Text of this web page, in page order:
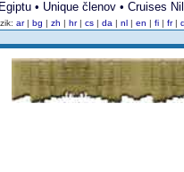
• Unique členov • Cruises
ar |bg |zh |hr |cs |da |nl |en |fi |fr |